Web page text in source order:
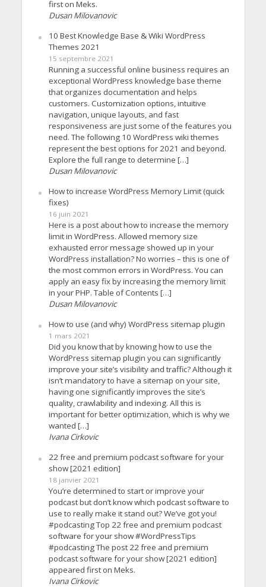
first on Meks.
Dusan Milovanovic
10 Best Knowledge Base & Wiki WordPress
Themes 2021
15 septembre 2021
Running a successful online business requires an
exceptional WordPress knowledge base theme
that organizes documentation and helps
customers. Customization options, intuitive
navigation, unique layouts, and fast
responsiveness are just some of the features you
need. The following 10 WordPress wiki themes
represent the best options for 2021 and beyond.
Explore the full range to determine […]
Dusan Milovanovic
How to increase WordPress Memory Limit (quick
fixes)
16 juin 2021
Here is a post about how to increase the memory
limit in WordPress. Allowed memory size
exhausted error message showed up in your
WordPress installation? No worries – this is one of
the most common errors in WordPress. You can
apply an easy fix by increasing the memory limit
in your PHP. Table of Contents […]
Dusan Milovanovic
How to use (and why) WordPress sitemap plugin
1 mars 2021
Did you know that by knowing how to use the
WordPress sitemap plugin you can significantly
improve your site’s visibility and traffic? Although it
isn’t mandatory to have a sitemap on your site,
having one significantly improves the site’s
quality, crawlability and indexing. All this is
important for better optimization, which is why we
wanted […]
Ivana Cirkovic
22 free and premium podcast software for your
show [2021 edition]
18 janvier 2021
You’re determined to start or improve your
podcast but don’t know which podcast software to
use to really make it stand out? We’ve got you!
#podcasting Top 22 free and premium podcast
software for your show #WordPressTips
#podcasting The post 22 free and premium
podcast software for your show [2021 edition]
appeared first on Meks.
Ivana Cirkovic